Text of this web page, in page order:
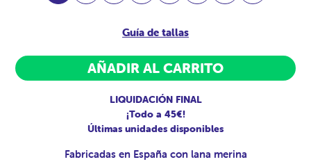
Guía de tallas
AÑADIR AL CARRITO
LIQUIDACIÓN FINAL
¡Todo a 45€!
Últimas unidades disponibles
Fabricadas en España con lana merina